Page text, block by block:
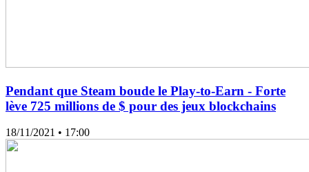
Pendant que Steam boude le Play-to-Earn - Forte
lève 725 millions de $ pour des jeux blockchains
18/11/2021 • 17:00